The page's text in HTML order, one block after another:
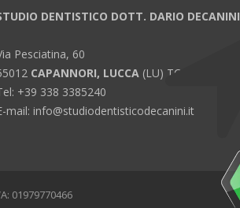
DENTISTICO DOTT. DARIO DECANINI
Pesciatina, 60
CAPANNORI, LUCCA (LU) TOSCANA
+39 338 3385240
mail: info@studiodentisticodecanini.it
01979770466